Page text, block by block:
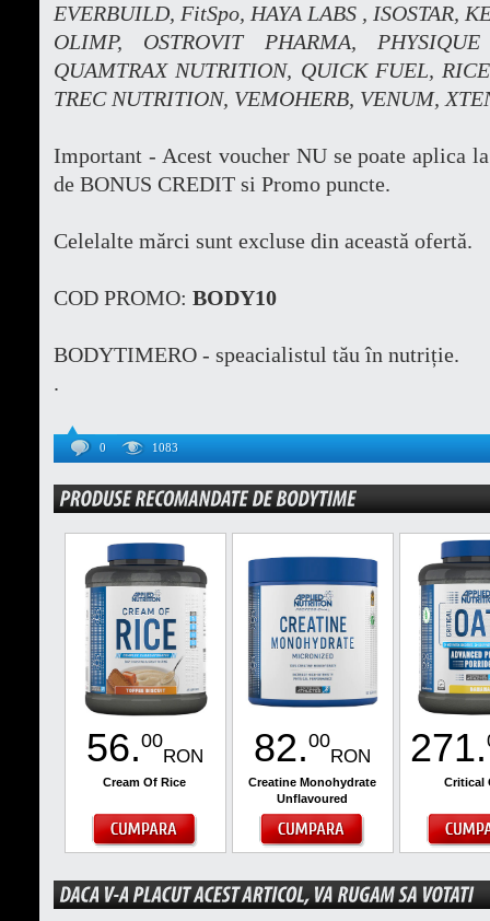
EVERBUILD, FitSpo, HAYA LABS , ISOSTAR,
OLIMP, OSTROVIT PHARMA,
QUAMTRAX NUTRITION, QUICK FUEL,
TREC NUTRITION, VEMOHERB, VENUM,
Important - Acest voucher NU se poate aplica
de BONUS CREDIT si Promo puncte.
Celelalte mărci sunt excluse din această ofertă.
COD PROMO: BODY10
BODYTIMERO - speacialistul tău în nutriție.
.
0 1083
56.00
RON
Cream Of Rice
82.00
RON
Creatine Monohydrate
Unflavoured
271.
Critical